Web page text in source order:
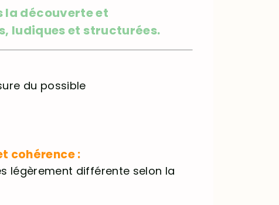
la découverte et
ludiques et structurées.
du possible
cohérence :
légèrement différente selon la